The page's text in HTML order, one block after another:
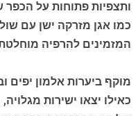
ותצפיות פתוחות על
כמו אגן מזרקה ישן עם
המזמינים להרפיה
מוקף ביערות אלמון יפים
כאילו יצאו ישירות